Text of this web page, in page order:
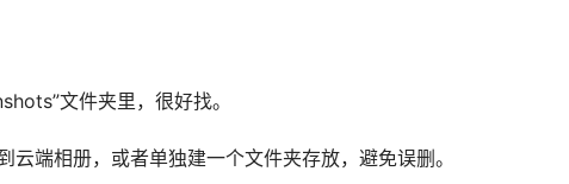
文件夹里，很好找。
端相册，或者单独建一个文件夹存放，避免误删。